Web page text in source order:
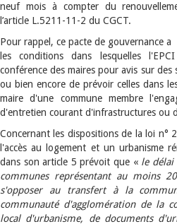
neuf mois à compter du
l’article L.5211-11-2 du CGCT.
Pour rappel, ce pacte de gouvernance
les conditions dans lesquelles
conférence des maires pour avis sur
ou bien encore de prévoir celles dans
maire d'une commune membre
d'entretien courant d'infrastructures ou
Concernant les dispositions de la loi n°
l'accès au logement et un urbanisme
dans son article 5 prévoit que « le délai
communes représentant au moins
s'opposer au transfert à la
communauté d'agglomération de la
local d'urbanisme, de documents